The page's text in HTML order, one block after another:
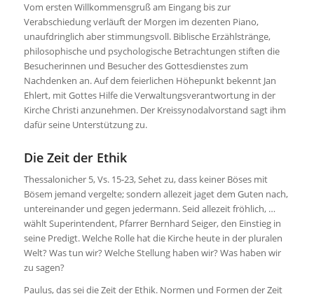
Vom ersten Willkommensgruß am Eingang bis zur
Verabschiedung verläuft der Morgen im dezenten Piano,
unaufdringlich aber stimmungsvoll. Biblische Erzählstränge,
philosophische und psychologische Betrachtungen stiften die
Besucherinnen und Besucher des Gottesdienstes zum
Nachdenken an. Auf dem feierlichen Höhepunkt bekennt Jan
Ehlert, mit Gottes Hilfe die Verwaltungsverantwortung in der
Kirche Christi anzunehmen. Der Kreissynodalvorstand sagt ihm
dafür seine Unterstützung zu.
Die Zeit der Ethik
Thessalonicher 5, Vs. 15-23, Sehet zu, dass keiner Böses mit
Bösem jemand vergelte; sondern allezeit jaget dem Guten nach,
untereinander und gegen jedermann. Seid allezeit fröhlich, …
wählt Superintendent, Pfarrer Bernhard Seiger, den Einstieg in
seine Predigt. Welche Rolle hat die Kirche heute in der pluralen
Welt? Was tun wir? Welche Stellung haben wir? Was haben wir
zu sagen?
Paulus, das sei die Zeit der Ethik. Normen und Formen der Zeit